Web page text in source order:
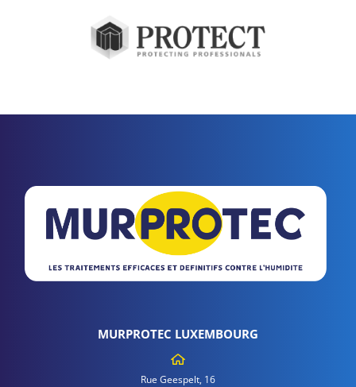
MURPROTEC LUXEMBOURG
Rue Geespelt, 16